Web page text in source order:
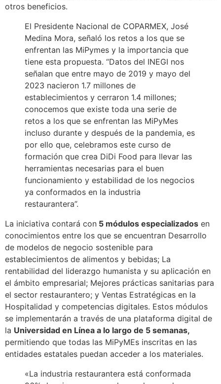
otros beneficios.
El Presidente Nacional de COPARMEX, José
Medina Mora, señaló los retos a los que se
enfrentan las MiPymes y la importancia que
tiene esta propuesta. “Datos del INEGI nos
señalan que entre mayo de 2019 y mayo del
2023 nacieron 1.7 millones de
establecimientos y cerraron 1.4 millones;
conocemos que existe toda una serie de
retos a los que se enfrentan las MiPyMes
incluso durante y después de la pandemia, es
por ello que, celebramos este curso de
formación que crea DiDi Food para llevar las
herramientas necesarias para el buen
funcionamiento y estabilidad de los negocios
ya conformados en la industria
restaurantera”.
La iniciativa contará con 5 módulos especializados en
conocimientos entre los que se encuentran Desarrollo
de modelos de negocio sostenible para
establecimientos de alimentos y bebidas; La
rentabilidad del liderazgo humanista y su aplicación en
el ámbito empresarial; Mejores prácticas sanitarias para
el sector restaurantero; y Ventas Estratégicas en la
Hospitalidad y competencias digitales. Estos módulos
se implementarán a través de una plataforma digital de
la Universidad en Línea a lo largo de 5 semanas,
permitiendo que todas las MiPyMEs inscritas en las
entidades estatales puedan acceder a los materiales.
«La industria restaurantera está conformada